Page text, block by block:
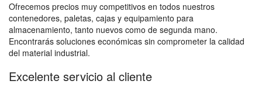
Ofrecemos precios muy competitivos en todos nuestros
contenedores, paletas, cajas y equipamiento para
almacenamiento, tanto nuevos como de segunda mano.
Encontrarás soluciones económicas sin comprometer la calidad
del material industrial.
Excelente servicio al cliente